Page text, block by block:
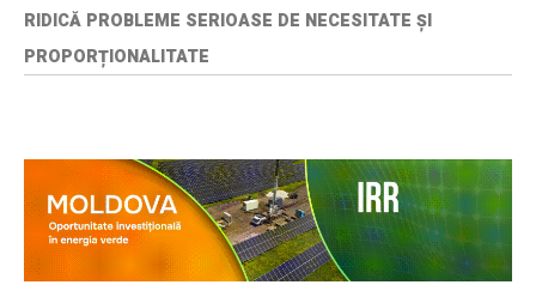
RIDICĂ PROBLEME SERIOASE DE NECESITATE ȘI
PROPORȚIONALITATE